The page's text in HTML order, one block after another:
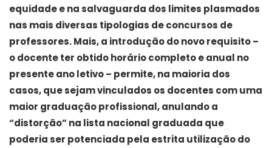
equidade e na salvaguarda dos limites plasmados
nas mais diversas tipologias de concursos de
professores. Mais, a introdução do novo requisito –
o docente ter obtido horário completo e anual no
presente ano letivo – permite, na maioria dos
casos, que sejam vinculados os docentes com uma
maior graduação profissional, anulando a
“distorção” na lista nacional graduada que
poderia ser potenciada pela estrita utilização do